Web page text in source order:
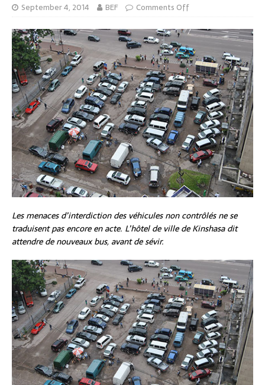
September 4, 2014 BEF Comments Off
Les menaces d’interdiction des véhicules non contrôlés ne se
traduisent pas encore en acte. L’hôtel de ville de Kinshasa dit
attendre de nouveaux bus, avant de sévir.